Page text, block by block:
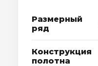
Размерный
ряд
Конструкция
полотна